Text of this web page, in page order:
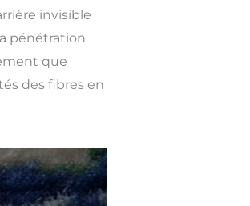
invisible
pénétration
que
des fibres en